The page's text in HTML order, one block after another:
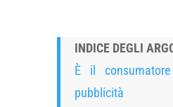
INDICE DEGLI
È il
pubblicità